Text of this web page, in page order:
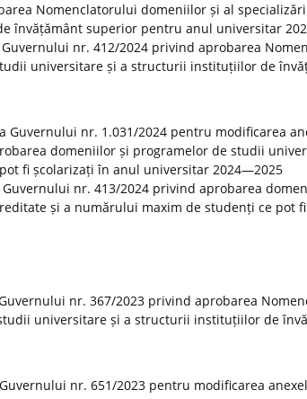
Nomenclatorului domeniilor și al
învățământ superior pentru anul universitar
nr. 412/2024 privind aprobarea
universitare și a structurii instituțiilor de
Guvernului nr. 1.031/2024 pentru modificarea
domeniilor și programelor de studii
fi școlarizați în anul universitar 2024—2025
nr. 413/2024 privind aprobarea
și a numărului maxim de studenți ce pot
nr. 367/2023 privind aprobarea
universitare și a structurii instituțiilor de
nr. 651/2023 pentru modificarea